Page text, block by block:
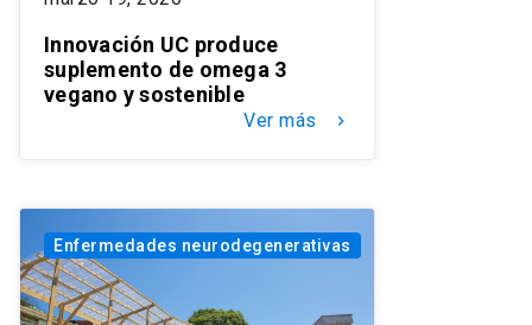
Innovación UC produce
suplemento de omega 3
vegano y sostenible
Ver más keyboard_arrow_right
Enfermedades neurodegenerativas